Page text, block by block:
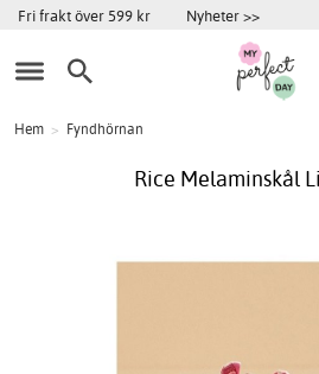
Fri frakt över 599 kr Nyheter >>
Hem > Fyndhörnan
Rice Melaminskål